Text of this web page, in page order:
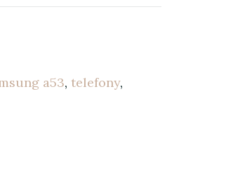
a53, telefony,